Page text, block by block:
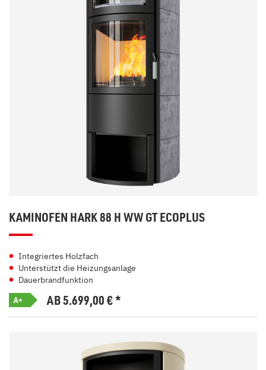
KAMINOFEN HARK 88 H WW GT ECOPLUS
Integriertes Holzfach
Unterstützt die Heizungsanlage
Dauerbrandfunktion
A+ AB 5.699,00€*